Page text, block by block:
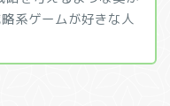
系ゲームが好きな人